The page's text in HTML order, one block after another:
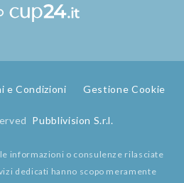
e Condizioni Gestione Cookie
Pubblivision S.r.l.
informazioni o consulenze rilasciate
dedicati hanno scopo meramente